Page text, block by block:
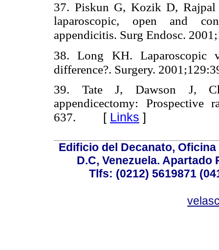
37. Piskun G, Kozik D,
laparoscopic, open and
appendicitis. Surg Endosc.
38. Long KH. Laparoscopic
difference?. Surgery.
39. Tate J, Dawson J,
appendicectomy: Prospective
637. [ Links ]
Edificio del Decanato,
D.C, Venezuela. Apartado
Tlfs: (0212) 5619871